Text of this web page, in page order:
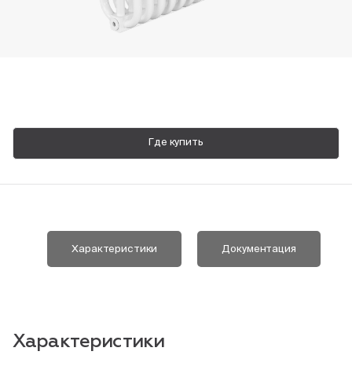
Пн-Пт, 9:00—18:00
Где купить
Характеристики Документация
Характеристики